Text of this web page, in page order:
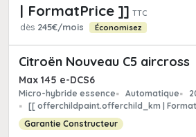
| FormatPrice ]] TTC
dès 245€/mois Économisez
Citroën Nouveau C5 aircross
Max 145 e-DCS6
Micro-hybride essence Automatique
[[ offerchildpaint.offerchild_km |
Garantie Constructeur